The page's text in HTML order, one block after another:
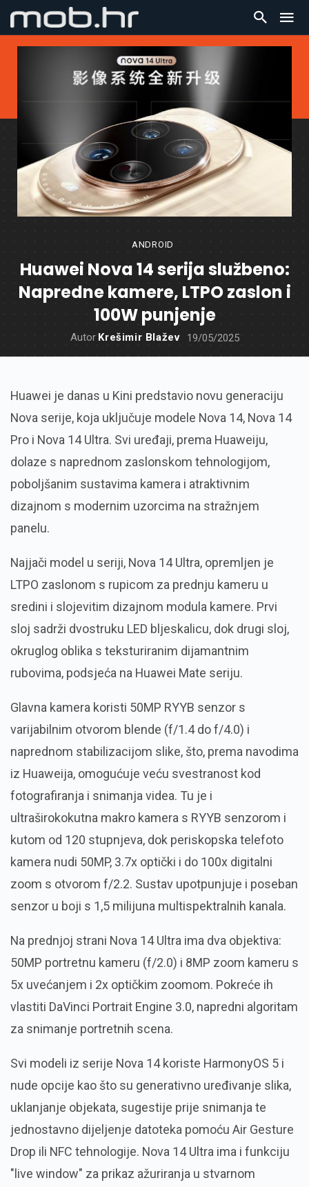
ANDROID
Huawei Nova 14 serija službeno:
Napredne kamere, LTPO zaslon i
100W punjenje
Autor Krešimir Blažev 19/05/2025
Huawei je danas u Kini predstavio novu generaciju
Nova serije, koja uključuje modele Nova 14, Nova 14
Pro i Nova 14 Ultra. Svi uređaji, prema Huaweiju,
dolaze s naprednom zaslonskom tehnologijom,
poboljšanim sustavima kamera i atraktivnim
dizajnom s modernim uzorcima na stražnjem
panelu.
Najjači model u seriji, Nova 14 Ultra, opremljen je
LTPO zaslonom s rupicom za prednju kameru u
sredini i slojevitim dizajnom modula kamere. Prvi
sloj sadrži dvostruku LED bljeskalicu, dok drugi sloj,
okruglog oblika s teksturiranim dijamantnim
rubovima, podsjeća na Huawei Mate seriju.
Glavna kamera koristi 50MP RYYB senzor s
varijabilnim otvorom blende (f/1.4 do f/4.0) i
naprednom stabilizacijom slike, što, prema navodima
iz Huaweija, omogućuje veću svestranost kod
fotografiranja i snimanja videa. Tu je i
ultraširokokutna makro kamera s RYYB senzorom i
kutom od 120 stupnjeva, dok periskopska telefoto
kamera nudi 50MP, 3.7x optički i do 100x digitalni
zoom s otvorom f/2.2. Sustav upotpunjuje i poseban
senzor u boji s 1,5 milijuna multispektralnih kanala.
Na prednjoj strani Nova 14 Ultra ima dva objektiva:
50MP portretnu kameru (f/2.0) i 8MP zoom kameru s
5x uvećanjem i 2x optičkim zoomom. Pokreće ih
vlastiti DaVinci Portrait Engine 3.0, napredni algoritam
za snimanje portretnih scena.
Svi modeli iz serije Nova 14 koriste HarmonyOS 5 i
nude opcije kao što su generativno uređivanje slika,
uklanjanje objekata, sugestije prije snimanja te
jednostavno dijeljenje datoteka pomoću Air Gesture
Drop ili NFC tehnologije. Nova 14 Ultra ima i funkciju
"live window" za prikaz ažuriranja u stvarnom